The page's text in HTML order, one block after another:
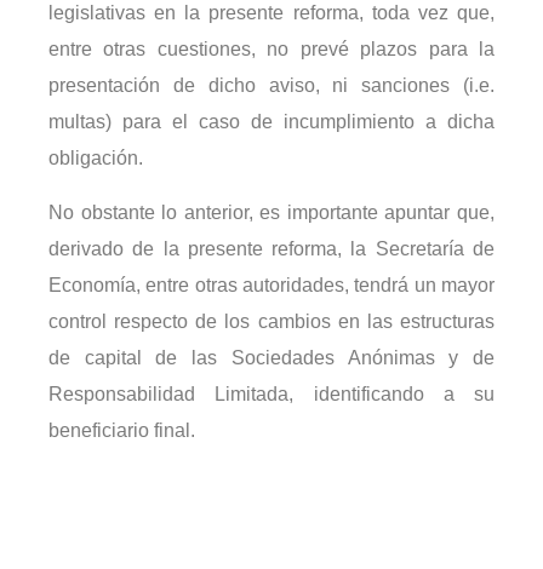
legislativas en la presente reforma, toda vez que,
entre otras cuestiones, no prevé plazos para la
presentación de dicho aviso, ni sanciones (i.e.
multas) para el caso de incumplimiento a dicha
obligación.
No obstante lo anterior, es importante apuntar que,
derivado de la presente reforma, la Secretaría de
Economía, entre otras autoridades, tendrá un mayor
control respecto de los cambios en las estructuras
de capital de las Sociedades Anónimas y de
Responsabilidad Limitada, identificando a su
beneficiario final.